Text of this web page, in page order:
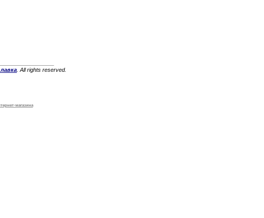
. All rights reserved.
магазина